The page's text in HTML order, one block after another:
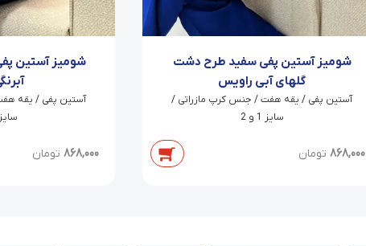
شومیز آستین پفی سفید طرح دشت
گلهای آبی راویس
آستین پفی / یقه هفت / جنس کرپ مازراتی /
سایز 1 و 2
868,000 تومان
شومیز آستین
آستین پفی / یقه
سایز 1 و 2
868,000 تومان